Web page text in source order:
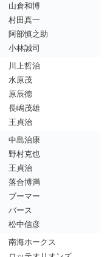
山倉和博
村田真一
阿部慎之助
小林誠司
川上哲治
水原茂
原辰徳
長嶋茂雄
王貞治
中島治康
野村克也
王貞治
落合博満
ブーマー
バース
松中信彦
南海ホークス